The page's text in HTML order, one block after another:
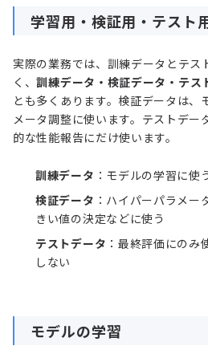
学習用・検証用・テスト
実際の業務では、訓練データとテス
く、訓練データ・検証データ・テス
とも多くあります。検証データは、
メータ調整に使います。テストデー
的な性能報告にだけ使います。
訓練データ ：モデルの学習に使
検証データ ：ハイパーパラメー
きい値の決定などに使う
テストデータ ：最終評価にの
しない
モデルの学習